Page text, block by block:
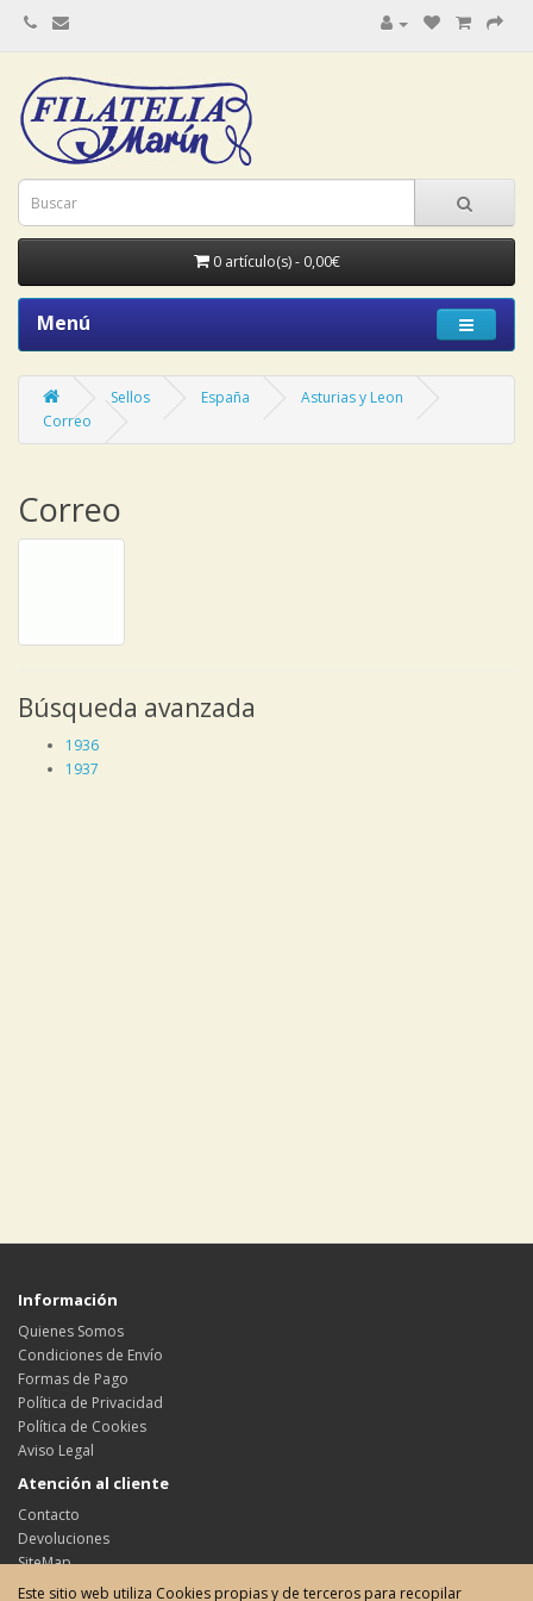
0 artículo(s) - 0,00€
Menú
Sellos España
Asturias y Leon
Correo
Correo
Búsqueda avanzada
1936
1937
Información
Quienes Somos
Condiciones de Envío
Formas de Pago
Política de Privacidad
Política de Cookies
Aviso Legal
Atención al cliente
Contacto
Devoluciones
SiteMap
Su cuenta
Este sitio web utiliza Cookies propias y de terceros para recopilar